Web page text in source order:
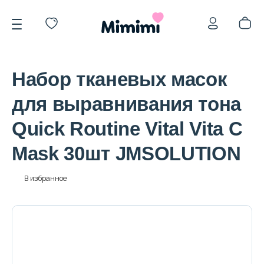
*OVERSTOCK -30%
Уход за лицом
Набор тканевых масок
для выравнивания тона
Quick Routine Vital Vita C
Mask 30шт JMSOLUTION
В избранное